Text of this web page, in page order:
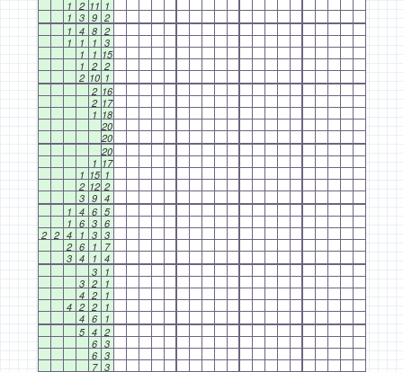
1 2 11 1
1 3 9 2
1 4 8 2
1
1 1 3
1
1 15
1 2 2
2 10 1
2 16
2 17
1 18
20
20
20
1 17
1 15 1
2 12 2
3 9 4
1 4 6 5
1 6 3 6
2 2 4 1 3 3
2 6 1
7
3 4 1 4
3
1
3 2
1
4 2
1
4 2 2
1
4 6
1
5 4 2
6 3
6 3
7 3